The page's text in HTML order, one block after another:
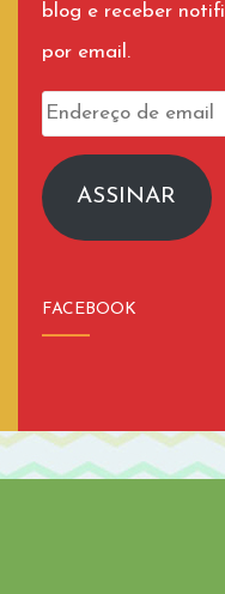
blog e receber
por email.
Endereço
emailASSINAR
FACEBOOK